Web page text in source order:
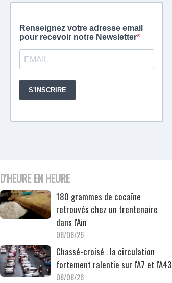
D'HEURE EN HEURE
180 grammes de cocaïne
retrouvés chez un trentenaire
dans l'Ain
08/08/26
Chassé-croisé : la circulation
fortement ralentie sur l'A7 et l'A43
08/08/26